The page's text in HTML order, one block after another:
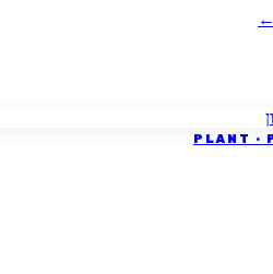
←
PLANT ·